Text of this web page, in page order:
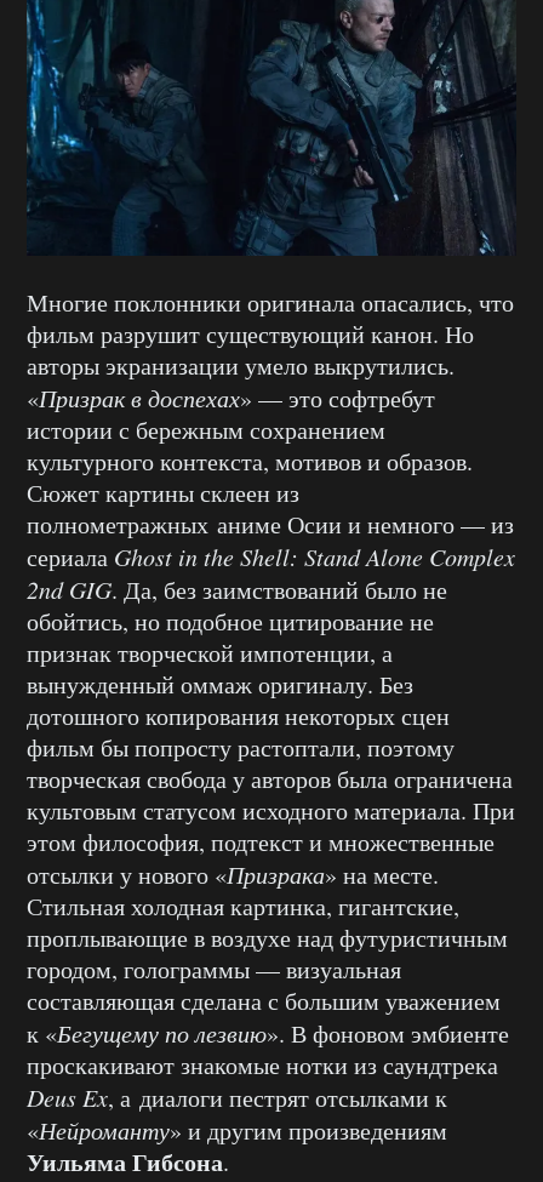
Многие поклонники оригинала опасались, что
фильм разрушит существующий канон. Но
авторы экранизации умело выкрутились.
«Призрак в доспехах» — это софтребут
истории с бережным сохранением
культурного контекста, мотивов и образов.
Сюжет картины склеен из
полнометражных аниме Осии и немного — из
сериала Ghost in the Shell: Stand Alone Complex
2nd GIG. Да, без заимствований было не
обойтись, но подобное цитирование не
признак творческой импотенции, а
вынужденный оммаж оригиналу. Без
дотошного копирования некоторых сцен
фильм бы попросту растоптали, поэтому
творческая свобода у авторов была ограничена
культовым статусом исходного материала. При
этом философия, подтекст и множественные
отсылки у нового «Призрака» на месте.
Стильная холодная картинка, гигантские,
проплывающие в воздухе над футуристичным
городом, голограммы — визуальная
составляющая сделана с большим уважением
к «Бегущему по лезвию». В фоновом эмбиенте
проскакивают знакомые нотки из саундтрека
Deus Ex, а диалоги пестрят отсылками к
«Нейроманту» и другим произведениям
Уильяма Гибсона.